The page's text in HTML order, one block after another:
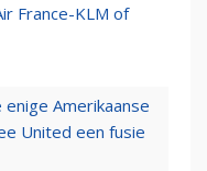
France-KLM of
Amerikaanse
United een fusie